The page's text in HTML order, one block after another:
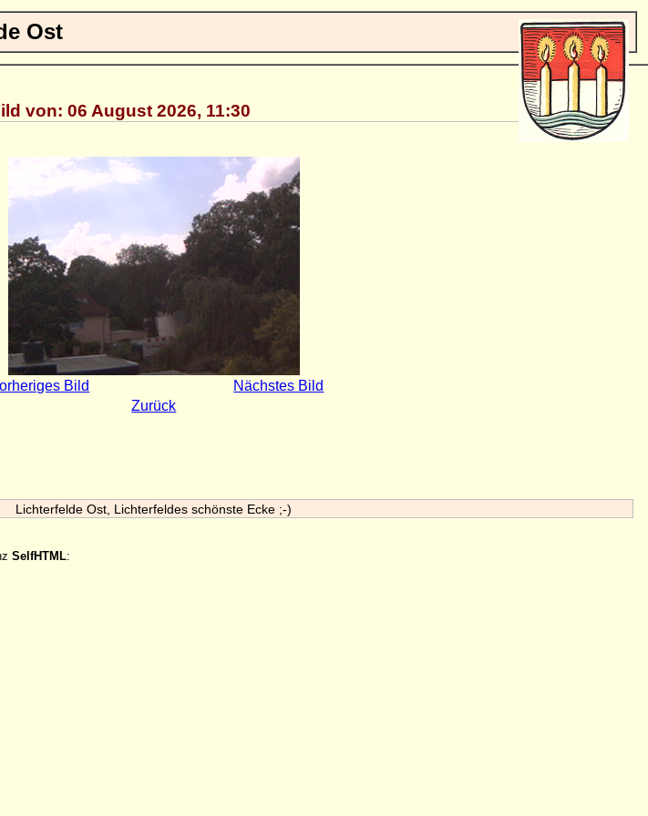
Ost
von: 06 August 2026, 11:30
Bild
Nächstes Bild
Zurück
Lichterfelde Ost, Lichterfeldes schönste Ecke ;-)
SelfHTML: